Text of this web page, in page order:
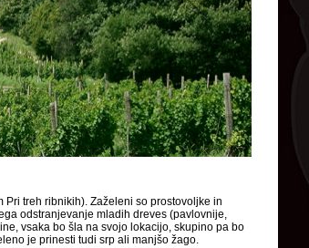
Pri treh ribnikih). Zaželeni so prostovoljke in
odstranjevanje mladih dreves (pavlovnije,
vsaka bo šla na svojo lokacijo, skupino pa bo
je prinesti tudi srp ali manjšo žago.